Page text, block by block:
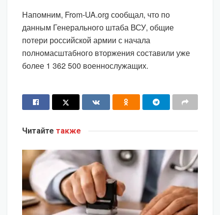
Напомним, From-UA.org сообщал, что по
данным Генерального штаба ВСУ, общие
потери российской армии с начала
полномасштабного вторжения составили уже
более 1 362 500 военнослужащих.
Читайте также